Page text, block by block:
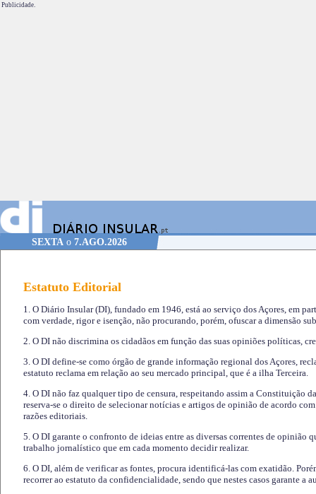
Publicidade.
SEXTA o 7.AGO.2026
Estatuto Editorial
1. O Diário Insular (DI), fundado em 1946, está ao serviço dos Açores, em
com verdade, rigor e isenção, não procurando, porém, ofuscar a dimensão
2. O DI não discrimina os cidadãos em função das suas opiniões políticas,
3. O DI define-se como órgão de grande informação regional dos Açores,
estatuto reclama em relação ao seu mercado principal, que é a ilha Terceira.
4. O DI não faz qualquer tipo de censura, respeitando assim a Constituição
reserva-se o direito de selecionar notícias e artigos de opinião de acordo
razões editoriais.
5. O DI garante o confronto de ideias entre as diversas correntes de opinião
trabalho jornalístico que em cada momento decidir realizar.
6. O DI, além de verificar as fontes, procura identificá-las com exatidão.
recorrer ao estatuto da confidencialidade, sendo que nestes casos garante a